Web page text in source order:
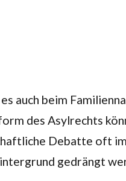
auch beim
des Asylrechts
Debatte oft
gedrängt